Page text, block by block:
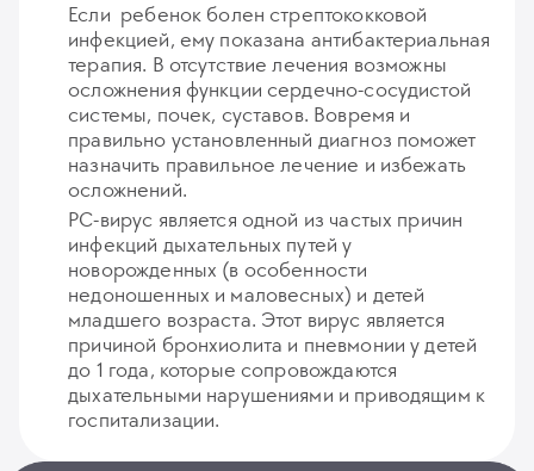
Если ребенок болен стрептококковой
инфекцией, ему показана антибактериальная
терапия. В отсутствие лечения возможны
осложнения функции сердечно-сосудистой
системы, почек, суставов. Вовремя и
правильно установленный диагноз поможет
назначить правильное лечение и избежать
осложнений.
РС-вирус является одной из частых причин
инфекций дыхательных путей у
новорожденных (в особенности
недоношенных и маловесных) и детей
младшего возраста. Этот вирус является
причиной бронхиолита и пневмонии у детей
до 1 года, которые сопровождаются
дыхательными нарушениями и приводящим к
госпитализации.